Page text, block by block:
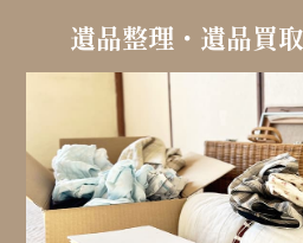
遺品整理・遺品買